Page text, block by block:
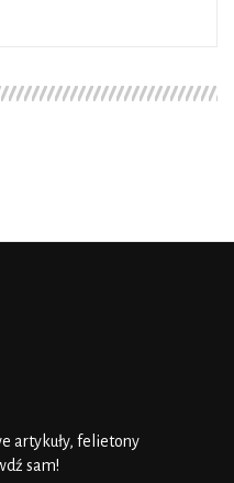
artykuły, felietony
sam!